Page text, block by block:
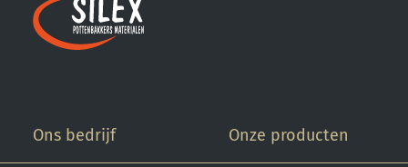
Ons bedrijf Onze producten